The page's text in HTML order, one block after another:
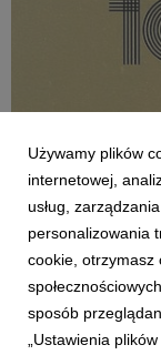
AKTUALNOŚCI
Kolporter w
9 grudnia 2025
Używamy plików
internetowej,
usług,
personalizowania
cookie, otrzymasz
sposób
„Ustawienia